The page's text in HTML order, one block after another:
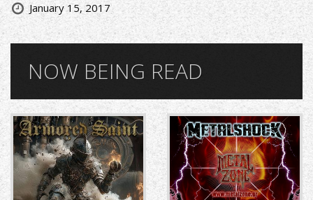
January 15, 2017
NOW BEING READ